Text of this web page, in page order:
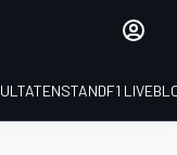
STANDF1